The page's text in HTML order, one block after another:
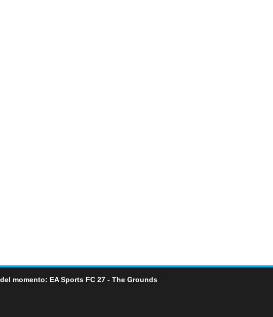
momento: EA Sports FC 27 - The Grounds